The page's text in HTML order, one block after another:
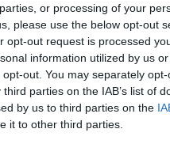
or processing of your
please use the below opt-out
opt-out request is processed
information utilized by us
out. You may separately
parties on the IAB’s list of
by us to third parties on the
it to other third parties.